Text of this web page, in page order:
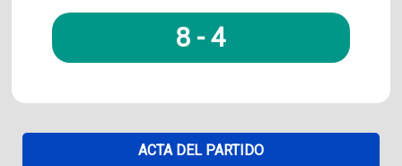
8 -4
ACTA DEL PARTIDO